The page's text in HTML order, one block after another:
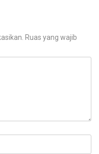
Ruas yang wajib